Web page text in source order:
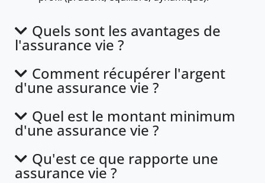
Quels sont les avantages de
l'assurance vie ?
Comment récupérer l'argent
d'une assurance vie ?
Quel est le montant minimum
d'une assurance vie ?
Qu'est ce que rapporte une
assurance vie ?